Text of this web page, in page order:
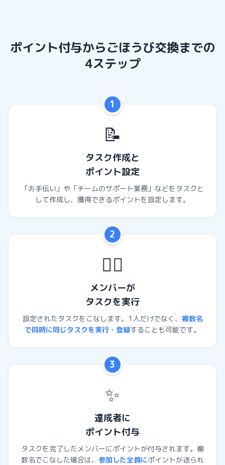
ポイント付与からごほうび交換までの
4ステップ
1
📝
タスク作成と
ポイント設定
「お手伝い」や「チームのサポート業務」などをタスクと
して作成し、獲得できるポイントを設定します。
2
🏃‍♂️
メンバーが
タスクを実行
設定されたタスクをこなします。1人だけでなく、 複数名
で同時に同じタスクを実行・登録することも可能です。
3
✨
達成者に
ポイント付与
タスクを完了したメンバーにポイントが付与されます。複
数名でこなした場合は、 参加した全員にポイントが送られ